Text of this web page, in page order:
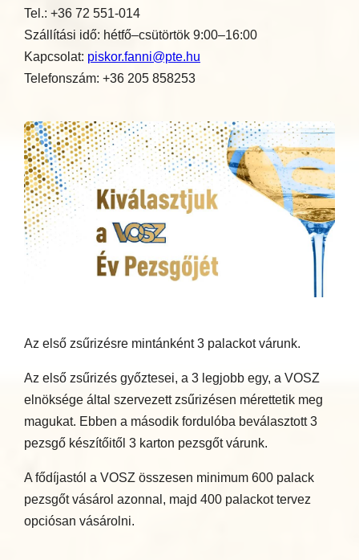
Tel.: +36 72 551-014
Szállítási idő: hétfő–csütörtök 9:00–16:00
Kapcsolat: piskor.fanni@pte.hu
Telefonszám: +36 205 858253
Az első zsűrizésre mintánként 3 palackot várunk.
Az első zsűrizés győztesei, a 3 legjobb egy, a VOSZ
elnöksége által szervezett zsűrizésen mérettetik meg
magukat. Ebben a második fordulóba beválasztott 3
pezsgő készítőitől 3 karton pezsgőt várunk.
A fődíjastól a VOSZ összesen minimum 600 palack
pezsgőt vásárol azonnal, majd 400 palackot tervez
opciósan vásárolni.